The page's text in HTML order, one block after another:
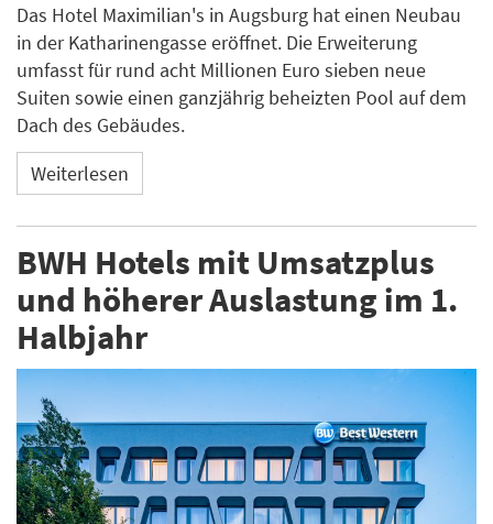
Das Hotel Maximilian's in Augsburg hat einen Neubau
in der Katharinengasse eröffnet. Die Erweiterung
umfasst für rund acht Millionen Euro sieben neue
Suiten sowie einen ganzjährig beheizten Pool auf dem
Dach des Gebäudes.
Weiterlesen
BWH Hotels mit Umsatzplus
und höherer Auslastung im 1.
Halbjahr